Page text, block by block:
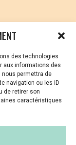
des technologies
aux informations des
permettra de
navigation ou les ID
de retirer son
caractéristiques
ET
de VSS ? Ou
de soutien